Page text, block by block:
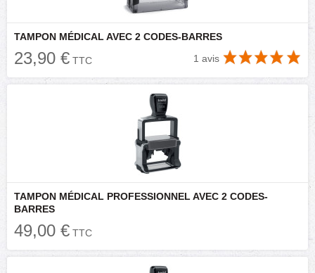
TAMPON MÉDICAL AVEC 2 CODES-BARRES
23,90 € TTC 1 avis
TAMPON MÉDICAL PROFESSIONNEL AVEC 2 CODES-
BARRES
49,00 € TTC